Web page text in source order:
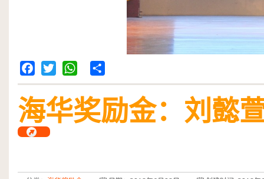
Facebook
TwitterWhatsApp
Share
海华奖励金：刘懿